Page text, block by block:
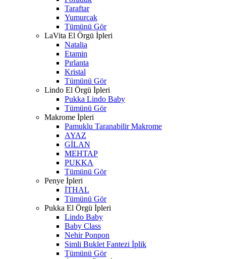
Taraftar
Yumurcak
Tümünü Gör
LaVita El Örgü İpleri
Natalia
Etamin
Pırlanta
Kristal
Tümünü Gör
Lindo El Örgü İpleri
Pukka Lindo Baby
Tümünü Gör
Makrome İpleri
Pamuklu Taranabilir Makrome
AYAZ
GİLAN
MEHTAP
PUKKA
Tümünü Gör
Penye İpleri
İTHAL
Tümünü Gör
Pukka El Örgü İpleri
Lindo Baby
Baby Class
Nehir Ponpon
Simli Buklet Fantezi İplik
Tümünü Gör